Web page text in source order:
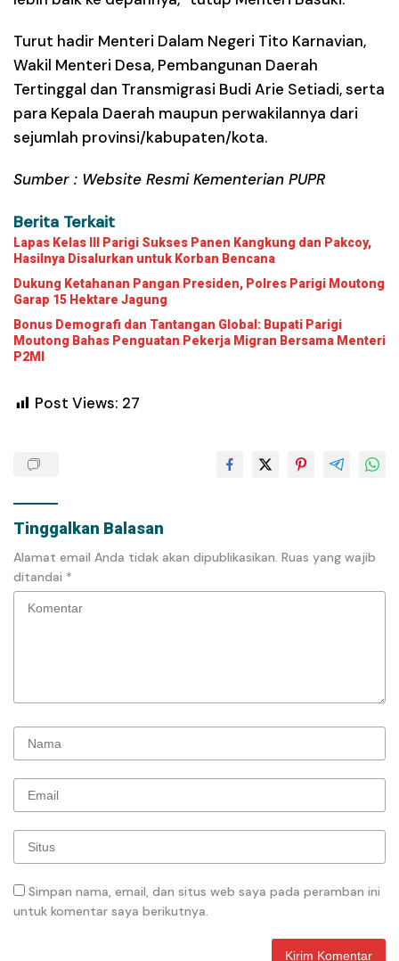
Turut hadir Menteri Dalam Negeri Tito Karnavian,
Wakil Menteri Desa, Pembangunan Daerah
Tertinggal dan Transmigrasi Budi Arie Setiadi, serta
para Kepala Daerah maupun perwakilannya dari
sejumlah provinsi/kabupaten/kota.
Sumber : Website Resmi Kementerian PUPR
Berita Terkait
Lapas Kelas III Parigi Sukses Panen Kangkung dan Pakcoy,
Hasilnya Disalurkan untuk Korban Bencana
Dukung Ketahanan Pangan Presiden, Polres Parigi Moutong
Garap 15 Hektare Jagung
Bonus Demografi dan Tantangan Global: Bupati Parigi
Moutong Bahas Penguatan Pekerja Migran Bersama Menteri
P2MI
Post Views: 27
Tinggalkan Balasan
Alamat email Anda tidak akan dipublikasikan. Ruas yang wajib
ditandai *
Simpan nama, email, dan situs web saya pada peramban ini
untuk komentar saya berikutnya.